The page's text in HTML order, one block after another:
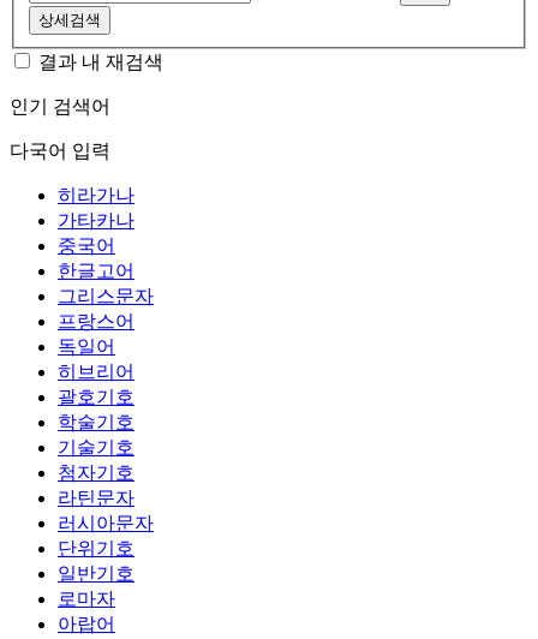
상세검색
결과 내 재검색
인기 검색어
다국어 입력
히라가나
가타카나
중국어
한글고어
그리스문자
프랑스어
독일어
히브리어
괄호기호
학술기호
기술기호
첨자기호
라틴문자
러시아문자
단위기호
일반기호
로마자
아랍어